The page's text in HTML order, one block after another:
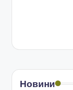
Новини